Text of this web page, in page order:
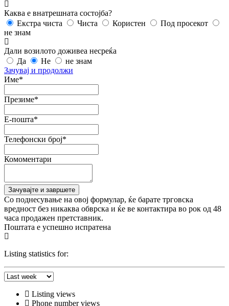
Каква е внатрешната состојба?
Екстра чиста
Чиста Користен
Под просекот
не знам
Дали возилото доживеа несреќа
Да
Не
не знам
Зачувај и продолжи
Име*
Презиме*
E-пошта*
Телефонски број*
Комоментари
Со поднесување на овој формулар, ќе барате трговска
вредност без никаква обврска и ќе ве контактира во рок од 48
часа продажен претставник.
Поштата е успешно испратена
Listing statistics for:
Listing views
Phone number views